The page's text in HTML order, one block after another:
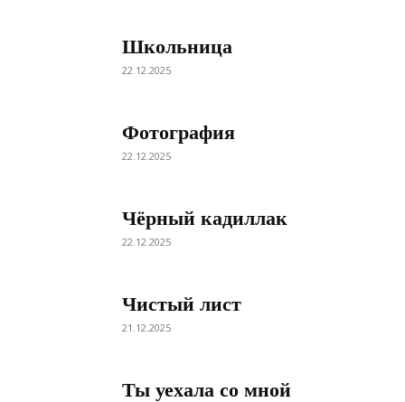
Школьница
22.12.2025
Фотография
22.12.2025
Чёрный кадиллак
22.12.2025
Чистый лист
21.12.2025
Ты уехала со мной